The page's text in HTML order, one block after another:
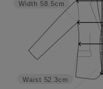
Waist 52.3cm
Width 58.5cm